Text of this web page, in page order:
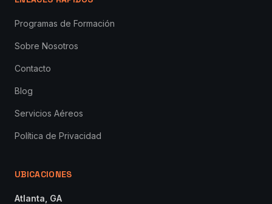
Programas de Formación
Sobre Nosotros
Contacto
Blog
Servicios Aéreos
Política de Privacidad
UBICACIONES
Atlanta, GA